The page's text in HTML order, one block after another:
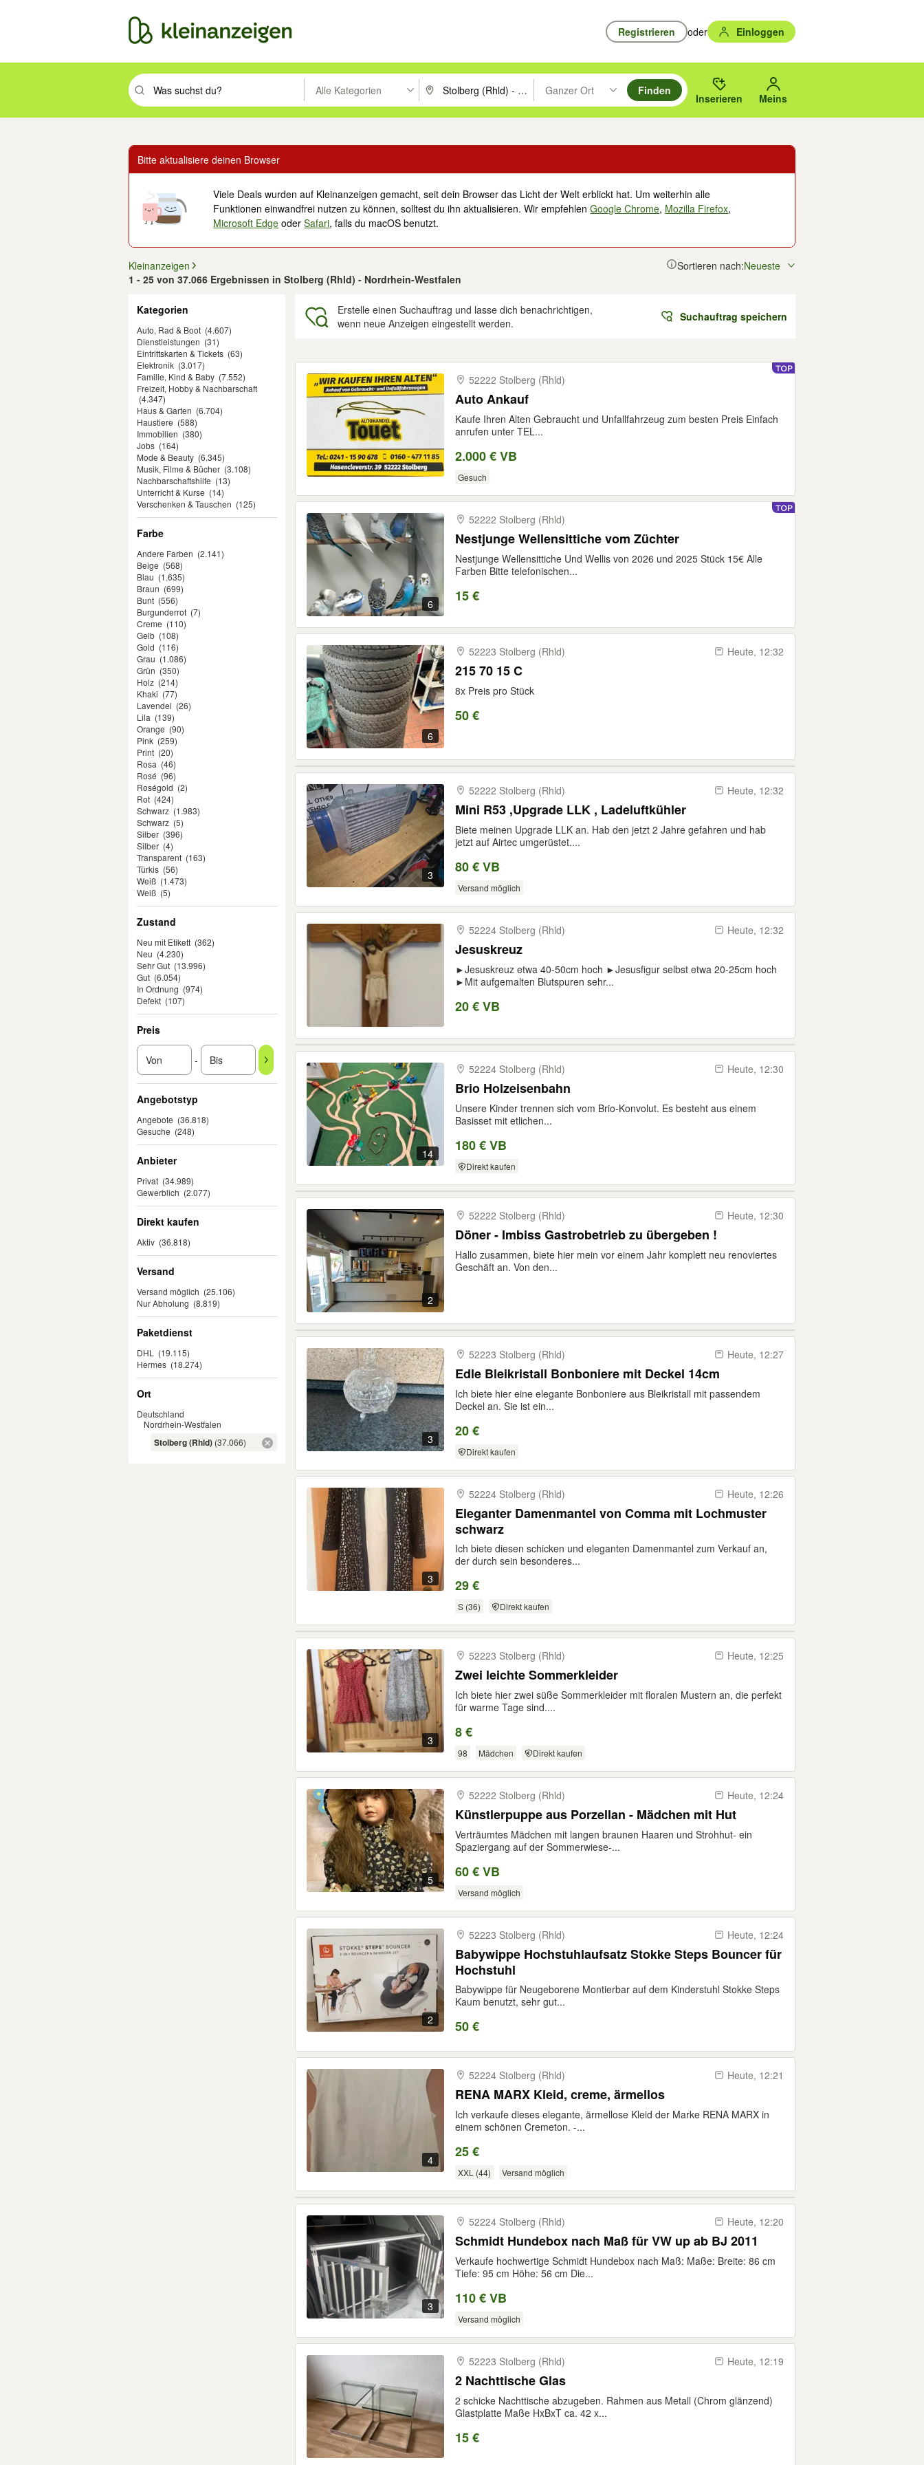
Registrieren oder Einloggen
Suchbegriff eingeben. Eingabetaste drücken um zu suchen, oder Vorschläge mit den Pfeiltasten nach oben/unten durchsuchen und mit Eingabetaste auswählen.
Alle Kategorien PLZ oder Ort eingeben. Eingabetaste drücken um zu suchen, oder Vorschläge mit den Pfeiltasten nach oben/
Ganzer Ort
Suche im Umkreis des gewählten Orts oder PLZ.
Finden
Inserieren Meins
Bitte aktualisiere deinen Browser
Viele Deals wurden auf Kleinanzeigen gemacht, seit dein Browser das Licht der Welt erblickt hat. Um weiterhin alle
Funktionen einwandfrei nutzen zu können, solltest du ihn aktualisieren. Wir empfehlenGoogle Chrome, Mozilla Firefox,
Microsoft Edge oderSafari, falls du macOS benutzt.
Kleinanzeigen
1 - 25 von 37.066 Ergebnissen in Stolberg (Rhld) - Nordrhein-Westfalen
Sortieren nach:Neueste
Kategorien
Auto, Rad & Boot (4.607)
Dienstleistungen (31)
Eintrittskarten & Tickets (63)
Elektronik (3.017)
Familie, Kind & Baby (7.552)
Freizeit, Hobby & Nachbarschaft
(4.347)
Haus & Garten (6.704)
Haustiere (588)
Immobilien (380)
Jobs (164)
Mode & Beauty (6.345)
Musik, Filme & Bücher (3.108)
Nachbarschaftshilfe (13)
Unterricht & Kurse (14)
Verschenken & Tauschen (125)
Farbe
Andere Farben (2.141)
Beige (568)
Blau (1.635)
Braun (699)
Bunt (556)
Burgunderrot (7)
Creme (110)
Gelb (108)
Gold (116)
Grau (1.086)
Grün (350)
Holz (214)
Khaki (77)
Lavendel (26)
Lila (139)
Orange (90)
Pink (259)
Print (20)
Rosa (46)
Rosé (96)
Roségold (2)
Rot (424)
Schwarz (1.983)
Schwarz (5)
Silber (396)
Silber (4)
Transparent (163)
Türkis (56)
Weiß (1.473)
Weiß (5)
Zustand
Neu mit Etikett (362)
Neu (4.230)
Sehr Gut (13.996)
Gut (6.054)
In Ordnung (974)
Defekt (107)
Preis
-
Angebotstyp
Angebote (36.818)
Gesuche (248)
Anbieter
Privat (34.989)
Gewerblich (2.077)
Direkt kaufen
Aktiv (36.818)
Versand
Versand möglich (25.106)
Nur Abholung (8.819)
Paketdienst
DHL
(19.115)
Hermes (18.274)
Ort
Deutschland
Nordrhein-Westfalen
Stolberg (Rhld) (37.066)
Erstelle einen Suchauftrag und lasse dich benachrichtigen,
wenn neue Anzeigen eingestellt werden.
Suchauftrag speichern
52222 Stolberg (Rhld)
Auto Ankauf
Kaufe Ihren Alten Gebraucht und Unfallfahrzeug zum besten Preis Einfach
anrufen unter TEL...
2.000 € VB
Gesuch
6
52222 Stolberg (Rhld)
Nestjunge Wellensittiche vom Züchter
Nestjunge Wellensittiche Und Wellis von 2026 und 2025 Stück 15€ Alle
Farben Bitte telefonischen...
15 €
6
52223 Stolberg (Rhld) Heute, 12:32
215 70 15 C
8x Preis pro Stück
50 €
3
52222 Stolberg (Rhld) Heute, 12:32
Mini R53 ,Upgrade LLK , Ladeluftkühler
Biete meinen Upgrade LLK an. Hab den jetzt 2 Jahre gefahren und hab
jetzt auf Airtec umgerüstet....
80 € VB
Versand möglich
52224 Stolberg (Rhld) Heute, 12:32
Jesuskreuz
►Jesuskreuz etwa 40-50cm hoch ►Jesusfigur selbst etwa 20-25cm hoch
►Mit aufgemalten Blutspuren sehr...
20 € VB
14
52224 Stolberg (Rhld) Heute, 12:30
Brio Holzeisenbahn
Unsere Kinder trennen sich vom Brio-Konvolut. Es besteht aus einem
Basisset mit etlichen...
180 € VB
Direkt kaufen
2
52222 Stolberg (Rhld) Heute, 12:30
Döner - Imbiss Gastrobetrieb zu übergeben !
Hallo zusammen, biete hier mein vor einem Jahr komplett neu renoviertes
Geschäft an. Von den...
3
52223 Stolberg (Rhld) Heute, 12:27
Edle Bleikristall Bonboniere mit Deckel 14cm
Ich biete hier eine elegante Bonboniere aus Bleikristall mit passendem
Deckel an. Sie ist ein...
20 €
Direkt kaufen
3
52224 Stolberg (Rhld) Heute, 12:26
Eleganter Damenmantel von Comma mit Lochmuster
schwarz
Ich biete diesen schicken und eleganten Damenmantel zum Verkauf an,
der durch sein besonderes...
29 €
S (36) Direkt kaufen
3
52223 Stolberg (Rhld) Heute, 12:25
Zwei leichte Sommerkleider
Ich biete hier zwei süße Sommerkleider mit floralen Mustern an, die perfekt
für warme Tage sind....
8 €
98 Mädchen Direkt kaufen
5
52222 Stolberg (Rhld) Heute, 12:24
Künstlerpuppe aus Porzellan - Mädchen mit Hut
Verträumtes Mädchen mit langen braunen Haaren und Strohhut- ein
Spaziergang auf der Sommerwiese-...
60 € VB
Versand möglich
2
52223 Stolberg (Rhld) Heute, 12:24
Babywippe Hochstuhlaufsatz Stokke Steps Bouncer für
Hochstuhl
Babywippe für Neugeborene Montierbar auf dem Kinderstuhl Stokke Steps
Kaum benutzt, sehr gut...
50 €
4
52224 Stolberg (Rhld) Heute, 12:21
RENA MARX Kleid, creme, ärmellos
Ich verkaufe dieses elegante, ärmellose Kleid der Marke RENA MARX in
einem schönen Cremeton. -...
25 €
XXL (44) Versand möglich
3
52224 Stolberg (Rhld) Heute, 12:20
Schmidt Hundebox nach Maß für VW up ab BJ 2011
Verkaufe hochwertige Schmidt Hundebox nach Maß: Maße: Breite: 86 cm
Tiefe: 95 cm Höhe: 56 cm Die...
110 € VB
Versand möglich
52223 Stolberg (Rhld) Heute, 12:19
2 Nachttische Glas
2 schicke Nachttische abzugeben. Rahmen aus Metall (Chrom glänzend)
Glastplatte Maße HxBxT ca. 42 x...
15 €